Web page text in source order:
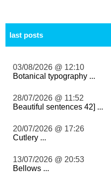
last posts
03/08/2026 @ 12:10
Botanical typography ...
28/07/2026 @ 11:52
Beautiful sentences 42] ...
20/07/2026 @ 17:26
Cutlery ...
13/07/2026 @ 20:53
Bellows ...